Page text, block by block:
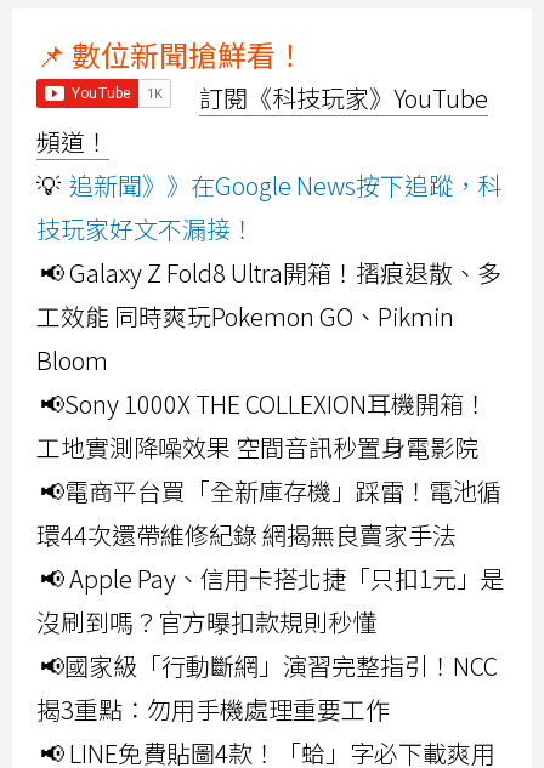
📌 數位新聞搶鮮看！
訂閱《科技玩家》YouTube
頻道！
💡 追新聞》》在Google News按下追蹤，科
技玩家好文不漏接！
📢 Galaxy Z Fold8 Ultra開箱！摺痕退散、多
工效能 同時爽玩Pokemon GO、Pikmin
Bloom
📢Sony 1000X THE COLLEXION耳機開箱！
工地實測降噪效果 空間音訊秒置身電影院
📢電商平台買「全新庫存機」踩雷！電池循
環44次還帶維修紀錄 網揭無良賣家手法
📢 Apple Pay、信用卡搭北捷「只扣1元」是
沒刷到嗎？官方曝扣款規則秒懂
📢國家級「行動斷網」演習完整指引！NCC
揭3重點：勿用手機處理重要工作
📢 LINE免費貼圖4款！「蛤」字必下載爽用